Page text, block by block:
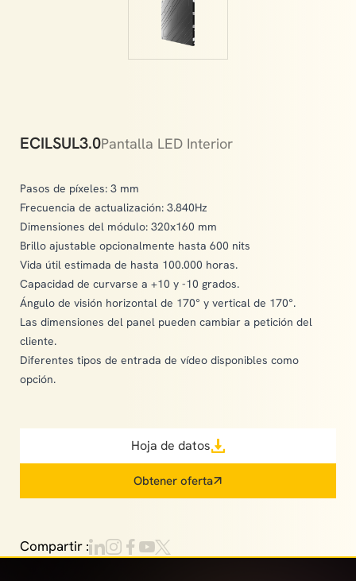
ECILSUL3.0Pantalla LED Interior
Pasos de píxeles: 3 mm
Frecuencia de actualización: 3.840Hz
Dimensiones del módulo: 320x160 mm
Brillo ajustable opcionalmente hasta 600 nits
Vida útil estimada de hasta 100.000 horas.
Capacidad de curvarse a +10 y -10 grados.
Ángulo de visión horizontal de 170° y vertical de 170°.
Las dimensiones del panel pueden cambiar a petición del
cliente.
Diferentes tipos de entrada de vídeo disponibles como
opción.
Hoja de datos
Obtener oferta
Compartir :